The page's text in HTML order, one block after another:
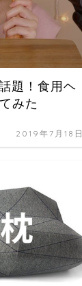
題！食用ヘ
みた
2019年7月18日